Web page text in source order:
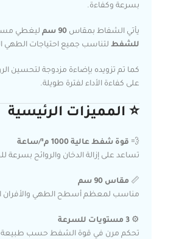
بسرعة وكفاءة.
يأتي الشفاط بمقاس 90 سم ليغطي
للشفط لتناسب جميع احتياجات الطهي
كما تم تزويده بإضاءة مزدوجة لتحسين
على كفاءة الأداء لفترة طويلة.
⭐ المميزات الرئيسية
💨 قوة شفط عالية 1000 م³/ساعة
تساعد على إزالة الدخان والروائح
📏 مقاس 90 سم
مناسب لمعظم أسطح الطهي والأفران
⚙️ 3 مستويات للسرعة
تحكم مرن في قوة الشفط حسب طبيعة